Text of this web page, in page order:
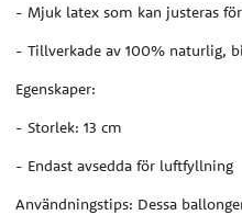
- Mjuk latex som kan justeras
- Tillverkade av 100% naturlig,
Egenskaper:
- Storlek: 13 cm
- Endast avsedda för luftfyllning
Användningstips: Dessa